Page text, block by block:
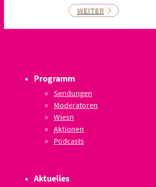
WEITER
Programm
Sendungen
Moderatoren
Wiesn
Aktionen
Podcasts
Aktuelles